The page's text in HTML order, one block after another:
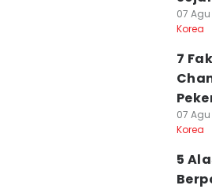
07 Agu
Korea
7
07 Agu
Korea
5